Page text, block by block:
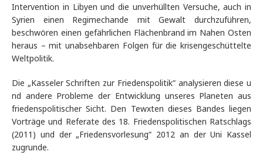
Intervention in Libyen und die unverhüllten Versuche, auch in
Syrien einen Regimechande mit Gewalt durchzuführen,
beschwören einen gefährlichen Flächenbrand im Nahen Osten
heraus – mit unabsehbaren Folgen für die krisengeschüttelte
Weltpolitik.
Die „Kasseler Schriften zur Friedenspolitik“ analysieren diese u
nd andere Probleme der Entwicklung unseres Planeten aus
friedenspolitischer Sicht. Den Tewxten dieses Bandes liegen
Vorträge und Referate des 18. Friedenspolitischen Ratschlags
(2011) und der „Friedensvorlesung“ 2012 an der Uni Kassel
zugrunde.